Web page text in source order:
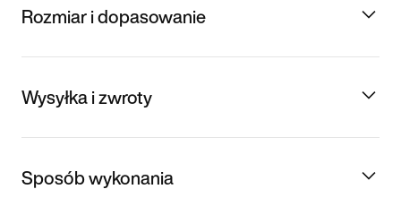
Rozmiar i dopasowanie
Wysyłka i zwroty
Sposób wykonania